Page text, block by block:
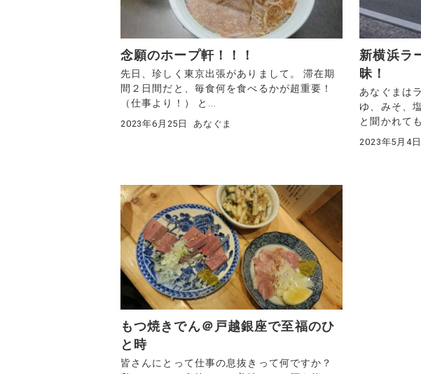
念願のホープ軒！！！
先日、珍しく東京出張がありまして。 滞在期
間２日間だと、毎食何を食べるかが超重要！
（仕事より！） と...
2023年6月25日 あなぐま
新横浜ラ
昧！
あなぐまは
ゆ、みそ、
と聞かれて
2023年5月4日
もつ焼きでん＠戸越銀座で至福のひ
と時
皆さんにとって仕事の息抜きって何ですか？